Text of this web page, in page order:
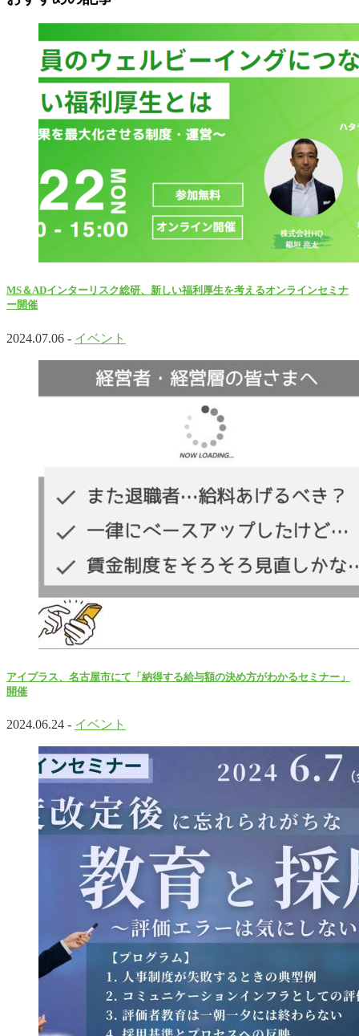
MS＆ADインターリスク総研、新しい福利厚生を考えるオンラインセミナ
ー開催
2024.07.06 - イベント
アイプラス、名古屋市にて「納得する給与額の決め方がわかるセミナー」
開催
2024.06.24 - イベント